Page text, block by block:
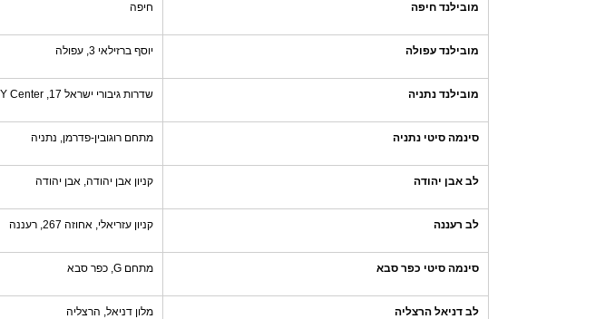
מובילנד חיפה חיפה
מובילנד עפולה יוסף ברזילאי 3, עפולה
מובילנד נתניה שדרות גיבורי ישראל 17, Y Center, נתניה
סינמה סיטי נתניה מתחם רוגובין-פדרמן, נתניה
לב אבן יהודה קניון אבן יהודה, אבן יהודה
לב רעננה קניון עזריאלי, אחוזה 267, רעננה
סינמה סיטי כפר סבא מתחם G, כפר סבא
לב דניאל הרצליה מלון דניאל, הרצליה